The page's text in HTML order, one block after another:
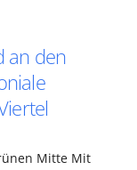
an den
Mitte Mit